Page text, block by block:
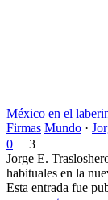
México en el
Firmas Mundo ·
0
3
Jorge E.
habituales en la
Esta entrada fue